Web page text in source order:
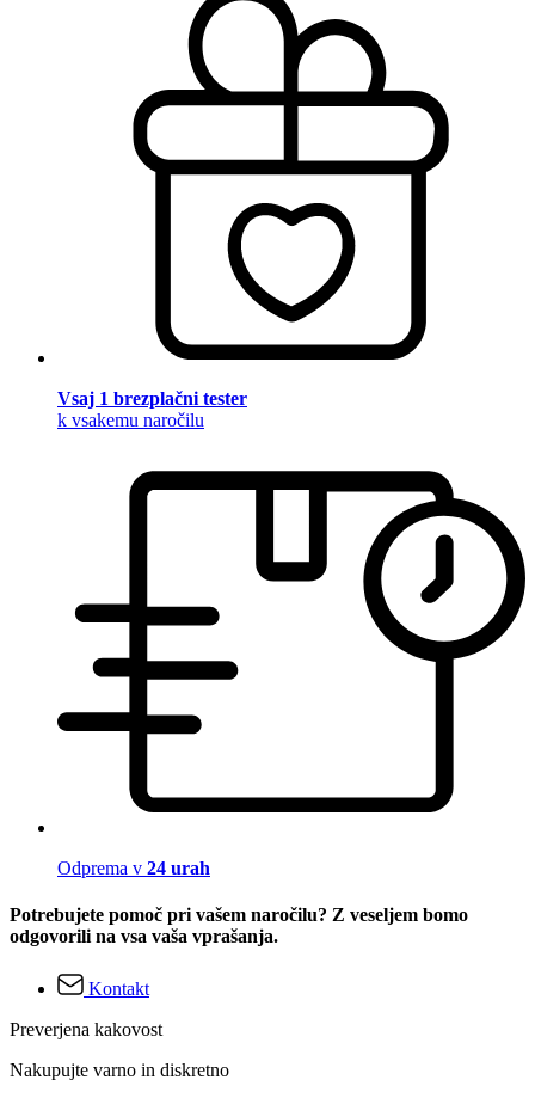
Vsaj 1 brezplačni tester
k vsakemu naročilu
Odprema v 24 urah
Potrebujete pomoč pri vašem naročilu? Z veseljem bomo
odgovorili na vsa vaša vprašanja.
Kontakt
Preverjena kakovost
Nakupujte varno in diskretno